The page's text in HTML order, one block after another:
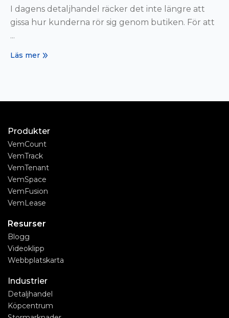
I dagens detaljhandel räcker det inte längre att
gissa hur kunderna rör sig genom butiken. För att
...
Läs mer
Produkter
VemCount
VemTrack
VemTenant
VemSpace
VemFusion
VemLease
Resurser
Blogg
Videoklipp
Webbplatskarta
Industrier
Detaljhandel
Köpcentrum